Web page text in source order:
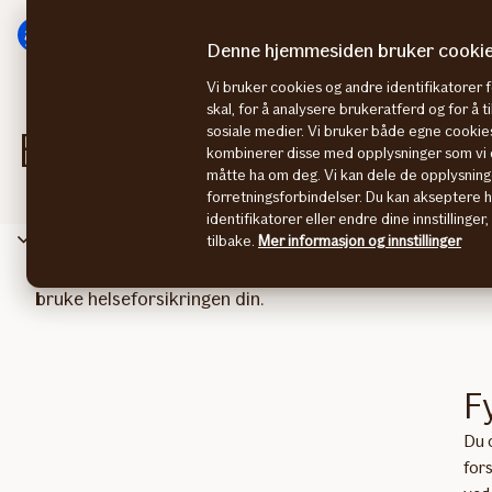
innhold
Bestill digitalt
bruke helseforsikringen din.
Du
Denne hjemmesiden bruker
Vi bruker cookies og andre identifikatorer
skal, for å analysere brukeratferd og for å
sosiale medier. Vi bruker både egne
kombinerer disse med opplysninger som
måtte ha om deg. Vi kan dele de
forretningsforbindelser. Du kan akseptere
identifikatorer eller endre dine
tilbake. Mer informasjon og innstillinger